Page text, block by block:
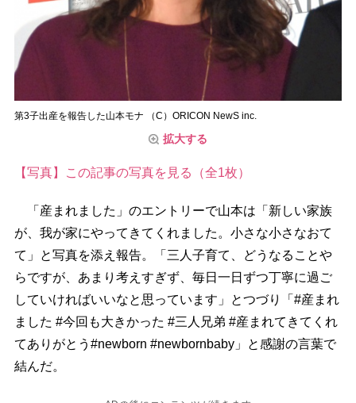
第3子出産を報告した山本モナ （C）ORICON NewS inc.
拡大する
【写真】この記事の写真を見る（全1枚）
「産まれました」のエントリーで山本は「新しい家族
が、我が家にやってきてくれました。小さな小さなおて
て」と写真を添え報告。「三人子育て、どうなること
らですが、あまり考えすぎず、毎日一日ずつ丁寧に過ご
していければいいなと思っています」とつづり「#産まれ
ました #今回も大きかった #三人兄弟 #産まれてきてくれ
てありがとう#newborn #newbornbaby」と感謝の言葉で
結んだ。